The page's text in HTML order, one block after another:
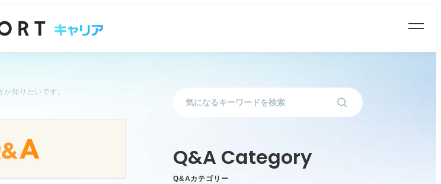
知りたいです。
Q&Aカテゴリー